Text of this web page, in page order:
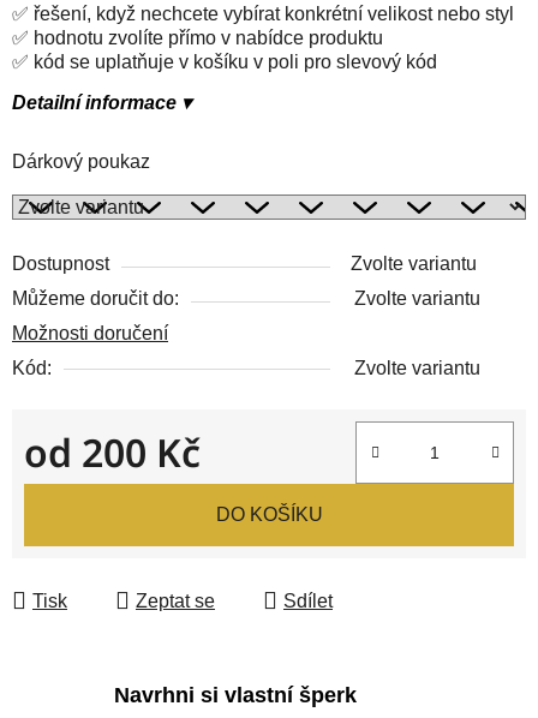
✅ řešení, když nechcete vybírat konkrétní velikost nebo styl
✅ hodnotu zvolíte přímo v nabídce produktu
✅ kód se uplatňuje v košíku v poli pro slevový kód
Detailní informace ▾
Dárkový poukaz
Dostupnost
Zvolte variantu
Můžeme doručit do:
Zvolte variantu
Možnosti doručení
Kód:
Zvolte variantu
od 200 Kč
Měrná cena:
DO KOŠÍKU
Tisk Zeptat se Sdílet
Navrhni si vlastní šperk